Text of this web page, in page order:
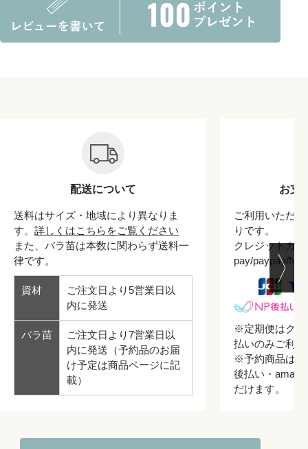
配送について
送料はサイズ・地域により異なりま
す。 詳しくはこちらをご覧ください
また、バラ苗は本数に関わらず送料一
律です。
資材
ご注文日より5営業日以
内に発送
バラ苗
ご注文日より7営業日以
内に発送（予約品のお届
け予定は商品ページに記
載）
お支
ご利用いただ
りです。
クレジットカ
pay/paypay/
※定期便はクレ
払いのみご利
※予約商品はク
後払い・
だけます。